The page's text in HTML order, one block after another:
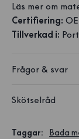
Läs mer om
Certifiering:
Tillverkad i:
Frågor & svar
Skötselråd
Taggar: Bada